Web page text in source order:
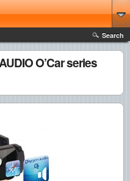
Search
O’Car series